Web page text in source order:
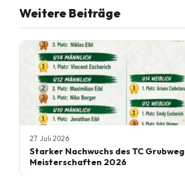
Weitere Beiträge
27. Juli 2026
Starker Nachwuchs des TC
Meisterschaften 2026